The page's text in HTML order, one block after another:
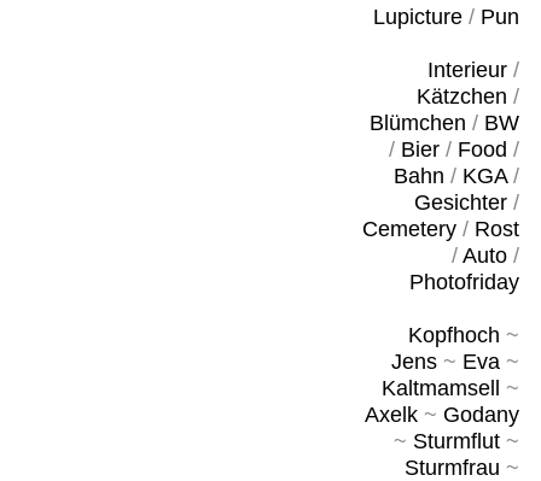
Lupicture/ Pun
Interieur/
Kätzchen /
Blümchen / BW
/ Bier/ Food /
Bahn / KGA/
Gesichter/
Cemetery/ Rost
/ Auto/
Photofriday
Kopfhoch ~
Jens~ Eva~
Kaltmamsell
~
Axelk~ Godany
~ Sturmflut~
Sturmfrau ~